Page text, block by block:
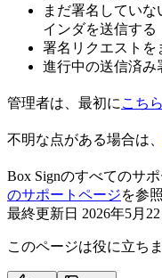
まだ署名してい
インダを送信する
署名リクエストを
進行中の送信済み
管理者は、最初に こちら
不明な点がある場合は、
Box Signのすべてのサ
のサポートページを参
最終更新日 2026年5月22
このページは役に立ち